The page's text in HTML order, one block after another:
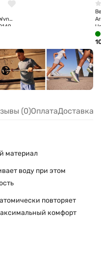
(0)ОплатаДоставка
материал
воду при этом
повторяет
комфорт